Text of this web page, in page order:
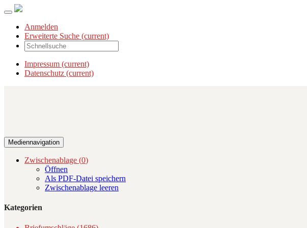
Anmelden
Erweiterte Suche (current)
Impressum (current)
Datenschutz (current)
Mediennavigation
Zwischenablage (0)
Öffnen
Als PDF-Datei speichern
Zwischenablage leeren
Kategorien